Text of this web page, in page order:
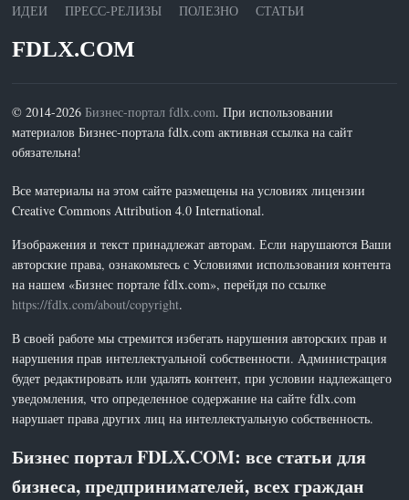
ИДЕИ
ПРЕСС-РЕЛИЗЫ ПОЛЕЗНО СТАТЬИ
FDLX.COM
© 2014-2026 Бизнес-портал fdlx.com. При использовании
материалов Бизнес-портала fdlx.com активная ссылка на сайт
обязательна!
Все материалы на этом сайте размещены на условиях лицензии
Creative Commons Attribution 4.0 International.
Изображения и текст принадлежат авторам. Если нарушаются Ваши
авторские права, ознакомьтесь с Условиями использования контента
на нашем «Бизнес портале fdlx.com», перейдя по ссылке
https://fdlx.com/about/copyright.
В своей работе мы стремится избегать нарушения авторских прав и
нарушения прав интеллектуальной собственности. Администрация
будет редактировать или удалять контент, при условии надлежащего
уведомления, что определенное содержание на сайте fdlx.com
нарушает права других лиц на интеллектуальную собственность.
Бизнес портал FDLX.COM: все статьи для
бизнеса, предпринимателей, всех граждан